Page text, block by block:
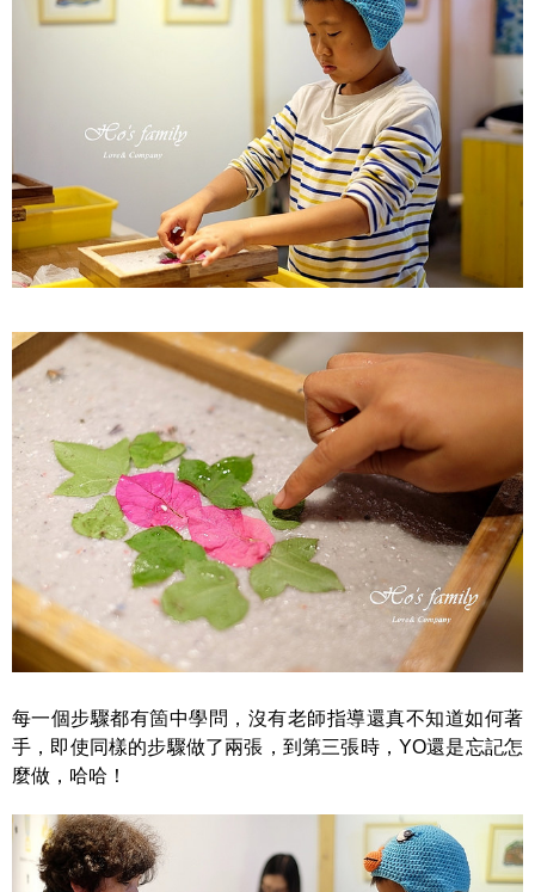
每一個步驟都有箇中學問，沒有老師指導還真不知道如何著
手，即使同樣的步驟做了兩張，到第三張時，YO還是忘記怎
麼做，哈哈！